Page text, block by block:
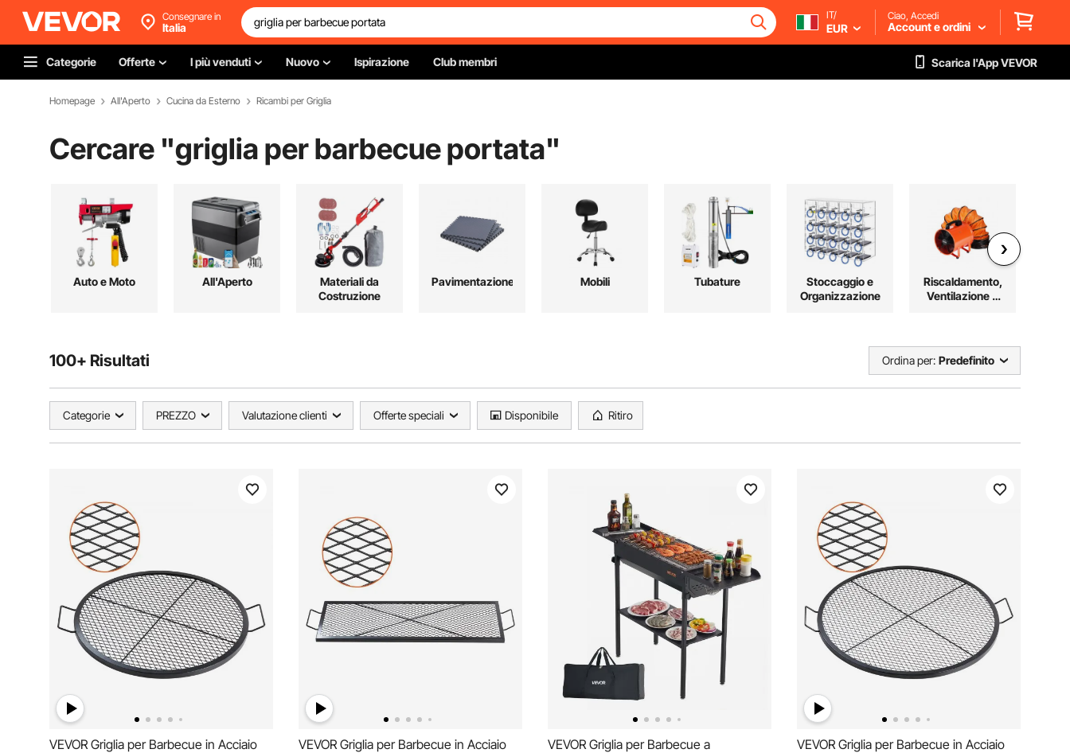
Consegnare in
Italia
IT/
EUR
Ciao, Accedi
Account e ordini
Categorie Offerte I più venduti Nuovo Ispirazione Club membri Scarica l'App VEVOR
Homepage All'Aperto Cucina da Esterno Ricambi per Griglia
Cercare "griglia per barbecue portata"
Auto e Moto All'Aperto
Materiali da
Costruzione
Pavimentazione Mobili Tubature
Stoccaggio e
Organizzazione
Riscaldamento,
Ventilazione e
100+ Risultati Ordina per: Predefinito
Categorie PREZZO Valutazione clienti Offerte speciali Disponibile Ritiro
VEVOR Griglia per Barbecue in Acciaio
VEVOR Griglia per Barbecue in Acciaio
VEVOR Griglia per Barbecue a
VEVOR Griglia per Barbecue in Acciaio